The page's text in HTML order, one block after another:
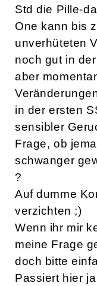
Std die Pille-
One kann bis
unverhüteten
noch gut in
aber
in der ersten
sensibler
Frage, ob
schwanger
?
Auf dumme
verzichten ;)
Wenn ihr mir
meine Frage
doch bitte
Passiert hier